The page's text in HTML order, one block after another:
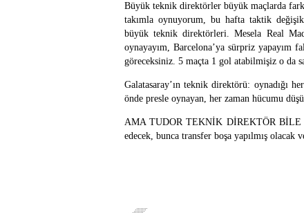
Büyük teknik direktörler büyük maçlarda
takımla oynuyorum, bu hafta taktik
büyük teknik direktörleri. Mesela Real
oynayayım, Barcelona’ya sürpriz yapayım
göreceksiniz. 5 maçta 1 gol atabilmişiz o da
Galatasaray’ın teknik direktörü: oynadığı
önde presle oynayan, her zaman hücumu
AMA TUDOR TEKNİK DİREKTÖR BİLE
edecek, bunca transfer boşa yapılmış olacak